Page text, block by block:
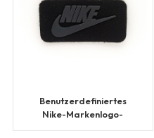
Benutzerdefiniertes
Nike-Markenlogo-